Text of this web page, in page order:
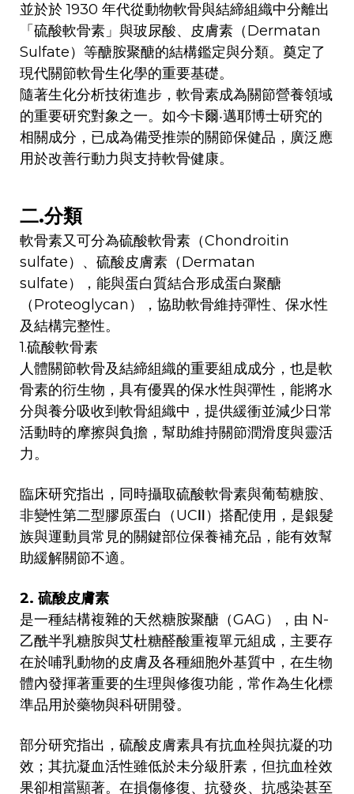
並於於 1930 年代從動物軟骨與結締組織中分離出
「硫酸軟骨素」與玻尿酸、皮膚素（Dermatan
Sulfate）等醣胺聚醣的結構鑑定與分類。奠定了
現代關節軟骨生化學的重要基礎。
隨著生化分析技術進步，軟骨素成為關節營養領域
的重要研究對象之一。如今卡爾‧邁耶博士研究的
相關成分，已成為備受推崇的關節保健品，廣泛應
用於改善行動力與支持軟骨健康。
二.分類
軟骨素又可分為硫酸軟骨素（Chondroitin
sulfate）、硫酸皮膚素（Dermatan
sulfate），能與蛋白質結合形成蛋白聚醣
（Proteoglycan），協助軟骨維持彈性、保水性
及結構完整性。
1.硫酸軟骨素
人體關節軟骨及結締組織的重要組成成分，也是軟
骨素的衍生物，具有優異的保水性與彈性，能將水
分與養分吸收到軟骨組織中，提供緩衝並減少日常
活動時的摩擦與負擔，幫助維持關節潤滑度與靈活
力。
臨床研究指出，同時攝取硫酸軟骨素與葡萄糖胺、
非變性第二型膠原蛋白（UCⅡ）搭配使用，是銀髮
族與運動員常見的關鍵部位保養補充品，能有效幫
助緩解關節不適。
2. 硫酸皮膚素
是一種結構複雜的天然糖胺聚醣（GAG），由 N-
乙酰半乳糖胺與艾杜糖醛酸重複單元組成，主要存
在於哺乳動物的皮膚及各種細胞外基質中，在生物
體內發揮著重要的生理與修復功能，常作為生化標
準品用於藥物與科研開發。
部分研究指出，硫酸皮膚素具有抗血栓與抗凝的功
效；其抗凝血活性雖低於未分級肝素，但抗血栓效
果卻相當顯著。在損傷修復、抗發炎、抗感染甚至